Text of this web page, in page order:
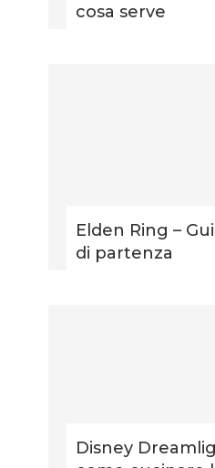
cosa serve
Elden Ring –
di partenza
Disney